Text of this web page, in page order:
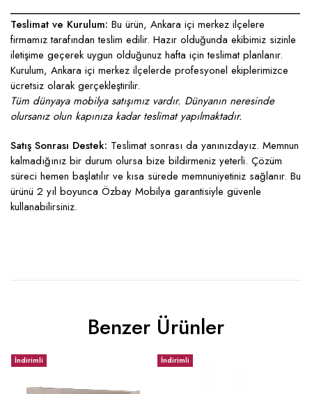
____________________________________________________
Teslimat ve Kurulum: Bu ürün, Ankara içi merkez ilçelere
firmamız tarafından teslim edilir. Hazır olduğunda ekibimiz sizinle
iletişime geçerek uygun olduğunuz hafta için teslimat planlanır.
Kurulum, Ankara içi merkez ilçelerde profesyonel ekiplerimizce
ücretsiz olarak gerçekleştirilir.
Tüm dünyaya mobilya satışımız vardır. Dünyanın neresinde
olursanız olun kapınıza kadar teslimat yapılmaktadır.
Satış Sonrası Destek: Teslimat sonrası da yanınızdayız. Memnun
kalmadığınız bir durum olursa bize bildirmeniz yeterli. Çözüm
süreci hemen başlatılır ve kısa sürede memnuniyetiniz sağlanır. Bu
ürünü 2 yıl boyunca Özbay Mobilya garantisiyle güvenle
kullanabilirsiniz.
Benzer Ürünler
İndirimli İndirimli